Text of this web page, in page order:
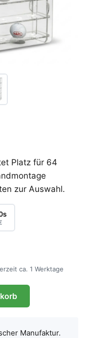
Platz für 64
zur Auswahl.
ca. 1 Werktage
Manufaktur.